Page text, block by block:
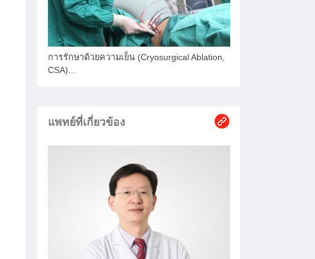
การรักษาด้วยความเย็น (Cryosurgical Ablation,
CSA)...
แพทย์ที่เกี่ยวข้อง